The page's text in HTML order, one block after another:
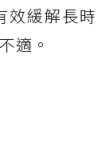
效緩解長時
適。